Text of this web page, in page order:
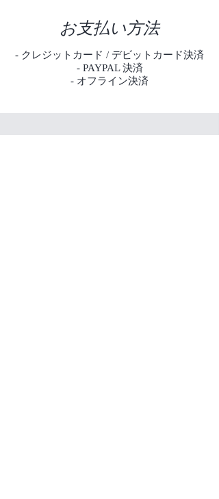
お支払い方法
- クレジットカード / デビットカード決済
- PAYPAL 決済
- オフライン決済